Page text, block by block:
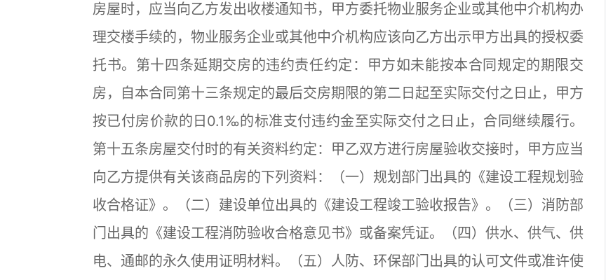
房屋时，应当向乙方发出收楼通知书，甲方委托物业服务企业或其他中介机构办
理交楼手续的，物业服务企业或其他中介机构应该向乙方出示甲方出具的授权委
托书。第十四条延期交房的违约责任约定：甲方如未能按本合同规定的期限交
房，自本合同第十三条规定的最后交房期限的第二日起至实际交付之日止，甲方
按已付房价款的日0.1‰的标准支付违约金至实际交付之日止，合同继续履行。
第十五条房屋交付时的有关资料约定：甲乙双方进行房屋验收交接时，甲方应当
向乙方提供有关该商品房的下列资料：（一）规划部门出具的《建设工程规划验
收合格证》。（二）建设单位出具的《建设工程竣工验收报告》。（三）消防部
门出具的《建设工程消防验收合格意见书》或备案凭证。（四）供水、供气、供
电、通邮的永久使用证明材料。（五）人防、环保部门出具的认可文件或准许使